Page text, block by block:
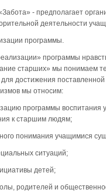
- предполагает
деятельности
программы.
программы
старших» мы понимаем
достижения
мы относим:
программы воспитания
к старшим людям;
понимания учащимися
ситуаций;
детей;
родителей и